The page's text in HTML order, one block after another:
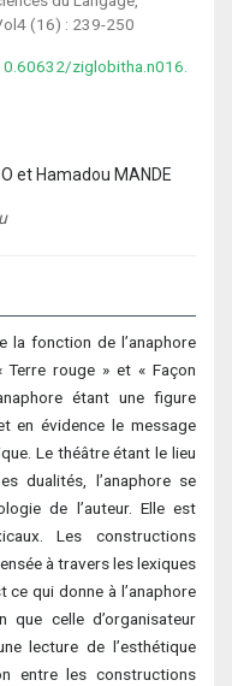
(16) : 239-250
ziglobitha.n016.
et Hamadou MANDE
la fonction de l’anaphore
rouge » et « Façon
étant une figure
en évidence le message
Le théâtre étant le lieu
dualités, l’anaphore se
de l’auteur. Elle est
Les constructions
à travers les lexiques
qui donne à l’anaphore
que celle d’organisateur
lecture de l’esthétique
entre les constructions